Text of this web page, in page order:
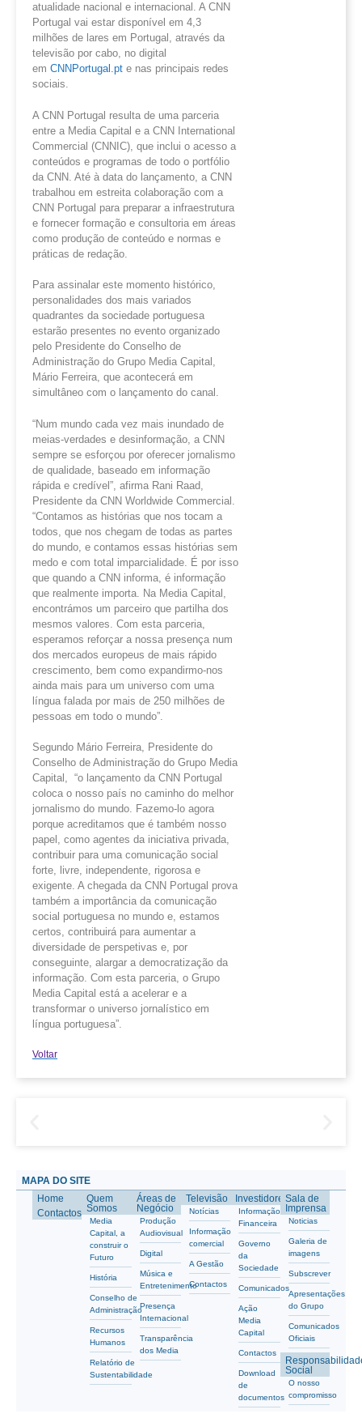
atualidade nacional e internacional. A CNN
Portugal vai estar disponível em 4,3
milhões de lares em Portugal, através da
televisão por cabo, no digital
em CNNPortugal.pt e nas principais redes
sociais.
A CNN Portugal resulta de uma parceria
entre a Media Capital e a CNN International
Commercial (CNNIC), que inclui o acesso a
conteúdos e programas de todo o portfólio
da CNN. Até à data do lançamento, a CNN
trabalhou em estreita colaboração com a
CNN Portugal para preparar a infraestrutura
e fornecer formação e consultoria em áreas
como produção de conteúdo e normas e
práticas de redação.
Para assinalar este momento histórico,
personalidades dos mais variados
quadrantes da sociedade portuguesa
estarão presentes no evento organizado
pelo Presidente do Conselho de
Administração do Grupo Media Capital,
Mário Ferreira, que acontecerá em
simultâneo com o lançamento do canal.
“Num mundo cada vez mais inundado de
meias-verdades e desinformação, a CNN
sempre se esforçou por oferecer jornalismo
de qualidade, baseado em informação
rápida e credível”, afirma Rani Raad,
Presidente da CNN Worldwide Commercial.
“Contamos as histórias que nos tocam a
todos, que nos chegam de todas as partes
do mundo, e contamos essas histórias sem
medo e com total imparcialidade. É por isso
que quando a CNN informa, é informação
que realmente importa. Na Media Capital,
encontrámos um parceiro que partilha dos
mesmos valores. Com esta parceria,
esperamos reforçar a nossa presença num
dos mercados europeus de mais rápido
crescimento, bem como expandirmo-nos
ainda mais para um universo com uma
língua falada por mais de 250 milhões de
pessoas em todo o mundo”.
Segundo Mário Ferreira, Presidente do
Conselho de Administração do Grupo Media
Capital, “o lançamento da CNN Portugal
coloca o nosso país no caminho do melhor
jornalismo do mundo. Fazemo-lo agora
porque acreditamos que é também nosso
papel, como agentes da iniciativa privada,
contribuir para uma comunicação social
forte, livre, independente, rigorosa e
exigente. A chegada da CNN Portugal prova
também a importância da comunicação
social portuguesa no mundo e, estamos
certos, contribuirá para aumentar a
diversidade de perspetivas e, por
conseguinte, alargar a democratização da
informação. Com esta parceria, o Grupo
Media Capital está a acelerar e a
transformar o universo jornalístico em
língua portuguesa”.
Voltar
MAPA DO SITE
Home
Contactos
Quem
Somos
Media
Capital, a
construir o
Futuro
História
Conselho de
Administração
Recursos
Humanos
Relatório de
Sustentabilidade
Áreas de
Negócio
Produção
Audiovisual
Digital
Música e
Entretenimento
Presença
Internacional
Transparência
dos Media
Televisão
Notícias
Informação
comercial
A Gestão
Contactos
Investidores
Informação
Financeira
Governo
da
Sociedade
Comunicados
Ação
Media
Capital
Contactos
Download
de
documentos
Sala de
Imprensa
Noticias
Galeria de
imagens
Subscrever
Apresentações
do Grupo
Comunicados
Oficiais
Social
O nosso
compromisso